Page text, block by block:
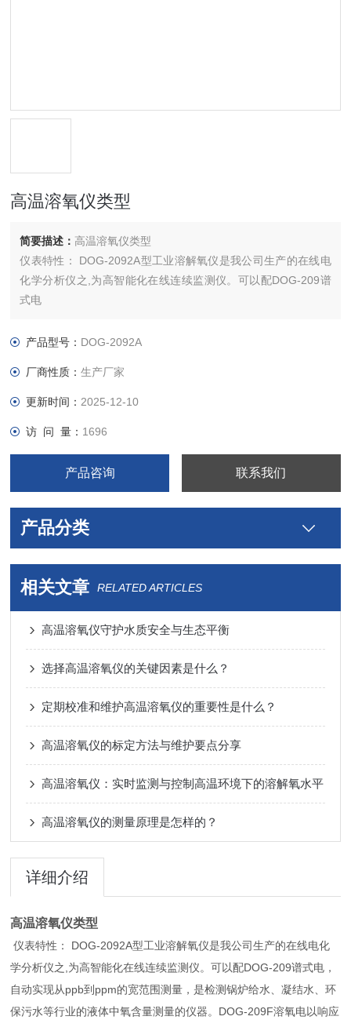
高温溶氧仪类型
简要描述： 高温溶氧仪类型
仪表特性： DOG-2092A型工业溶解氧仪是我公司生产的在线电
化学分析仪之,为高智能化在线连续监测仪。可以配DOG-209谱
式电
产品型号： DOG-2092A
厂商性质：生产厂家
更新时间： 2025-12-10
访 问 量： 1696
产品咨询 联系我们
产品分类
相关文章 RELATED ARTICLES
高温溶氧仪守护水质安全与生态平衡
选择高温溶氧仪的关键因素是什么？
定期校准和维护高温溶氧仪的重要性是什么？
高温溶氧仪的标定方法与维护要点分享
高温溶氧仪：实时监测与控制高温环境下的溶解氧水平
高温溶氧仪的测量原理是怎样的？
详细介绍
高温溶氧仪类型
仪表特性： DOG-2092A型工业溶解氧仪是我公司生产的在线电化
学分析仪之,为高智能化在线连续监测仪。可以配DOG-209谱式电，
自动实现从ppb到ppm的宽范围测量，是检测锅炉给水、凝结水、环
保污水等行业的液体中氧含量测量的仪器。DOG-209F溶氧电以响应